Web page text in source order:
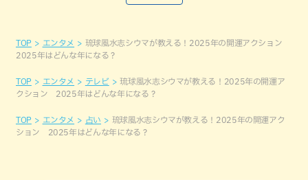
TOP エンタメ
琉球風水志シウマが教える！2025年の開運アクション
2025年はどんな年になる？
TOP エンタメ テレビ
琉球風水志シウマが教える！2025年の開運ア
クション 2025年はどんな年になる？
TOP エンタメ 占い
琉球風水志シウマが教える！2025年の開運アク
ション 2025年はどんな年になる？